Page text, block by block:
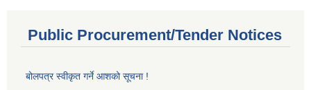
Public Procurement/Tender Notices
बोलपत्र स्वीकृत गर्ने आशको सूचना !